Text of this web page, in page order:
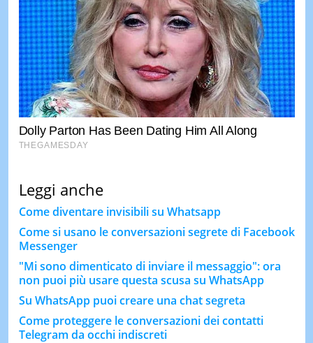
Leggi anche
Come diventare invisibili su Whatsapp
Come si usano le conversazioni segrete di Facebook
Messenger
"Mi sono dimenticato di inviare il messaggio": ora
non puoi più usare questa scusa su WhatsApp
Su WhatsApp puoi creare una chat segreta
Come proteggere le conversazioni dei contatti
Telegram da occhi indiscreti